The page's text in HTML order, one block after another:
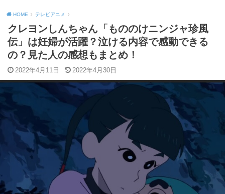
HOME テレビアニメ
クレヨンしんちゃん「もののけニンジャ珍風
伝」は妊婦が活躍？泣ける内容で感動できる
の？見た人の感想もまとめ！
2022年4月11日 2022年4月30日